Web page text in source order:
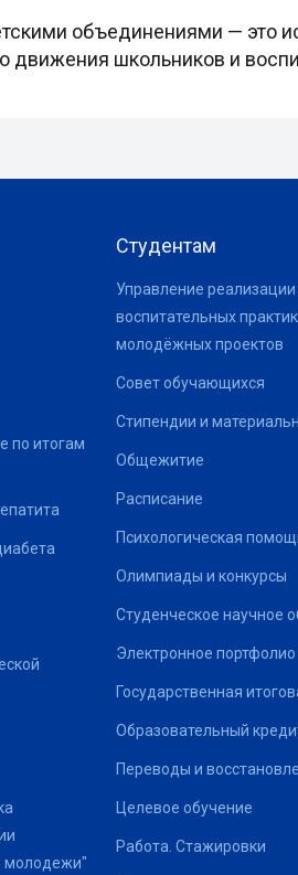
объединениями — это
движения школьников и
по итогам
молодежи"
Студентам
Управление реализации
воспитательных
молодёжных проектов
Совет обучающихся
Стипендии и
Общежитие
Расписание
Психологическая
Олимпиады и конкурсы
Студенческое научное
Электронное
Государственная
Образовательный
Переводы и
Целевое обучение
Работа. Стажировки